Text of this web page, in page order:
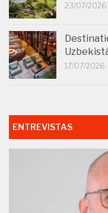
23/07/2026
17/07/2026
ENTREVISTAS